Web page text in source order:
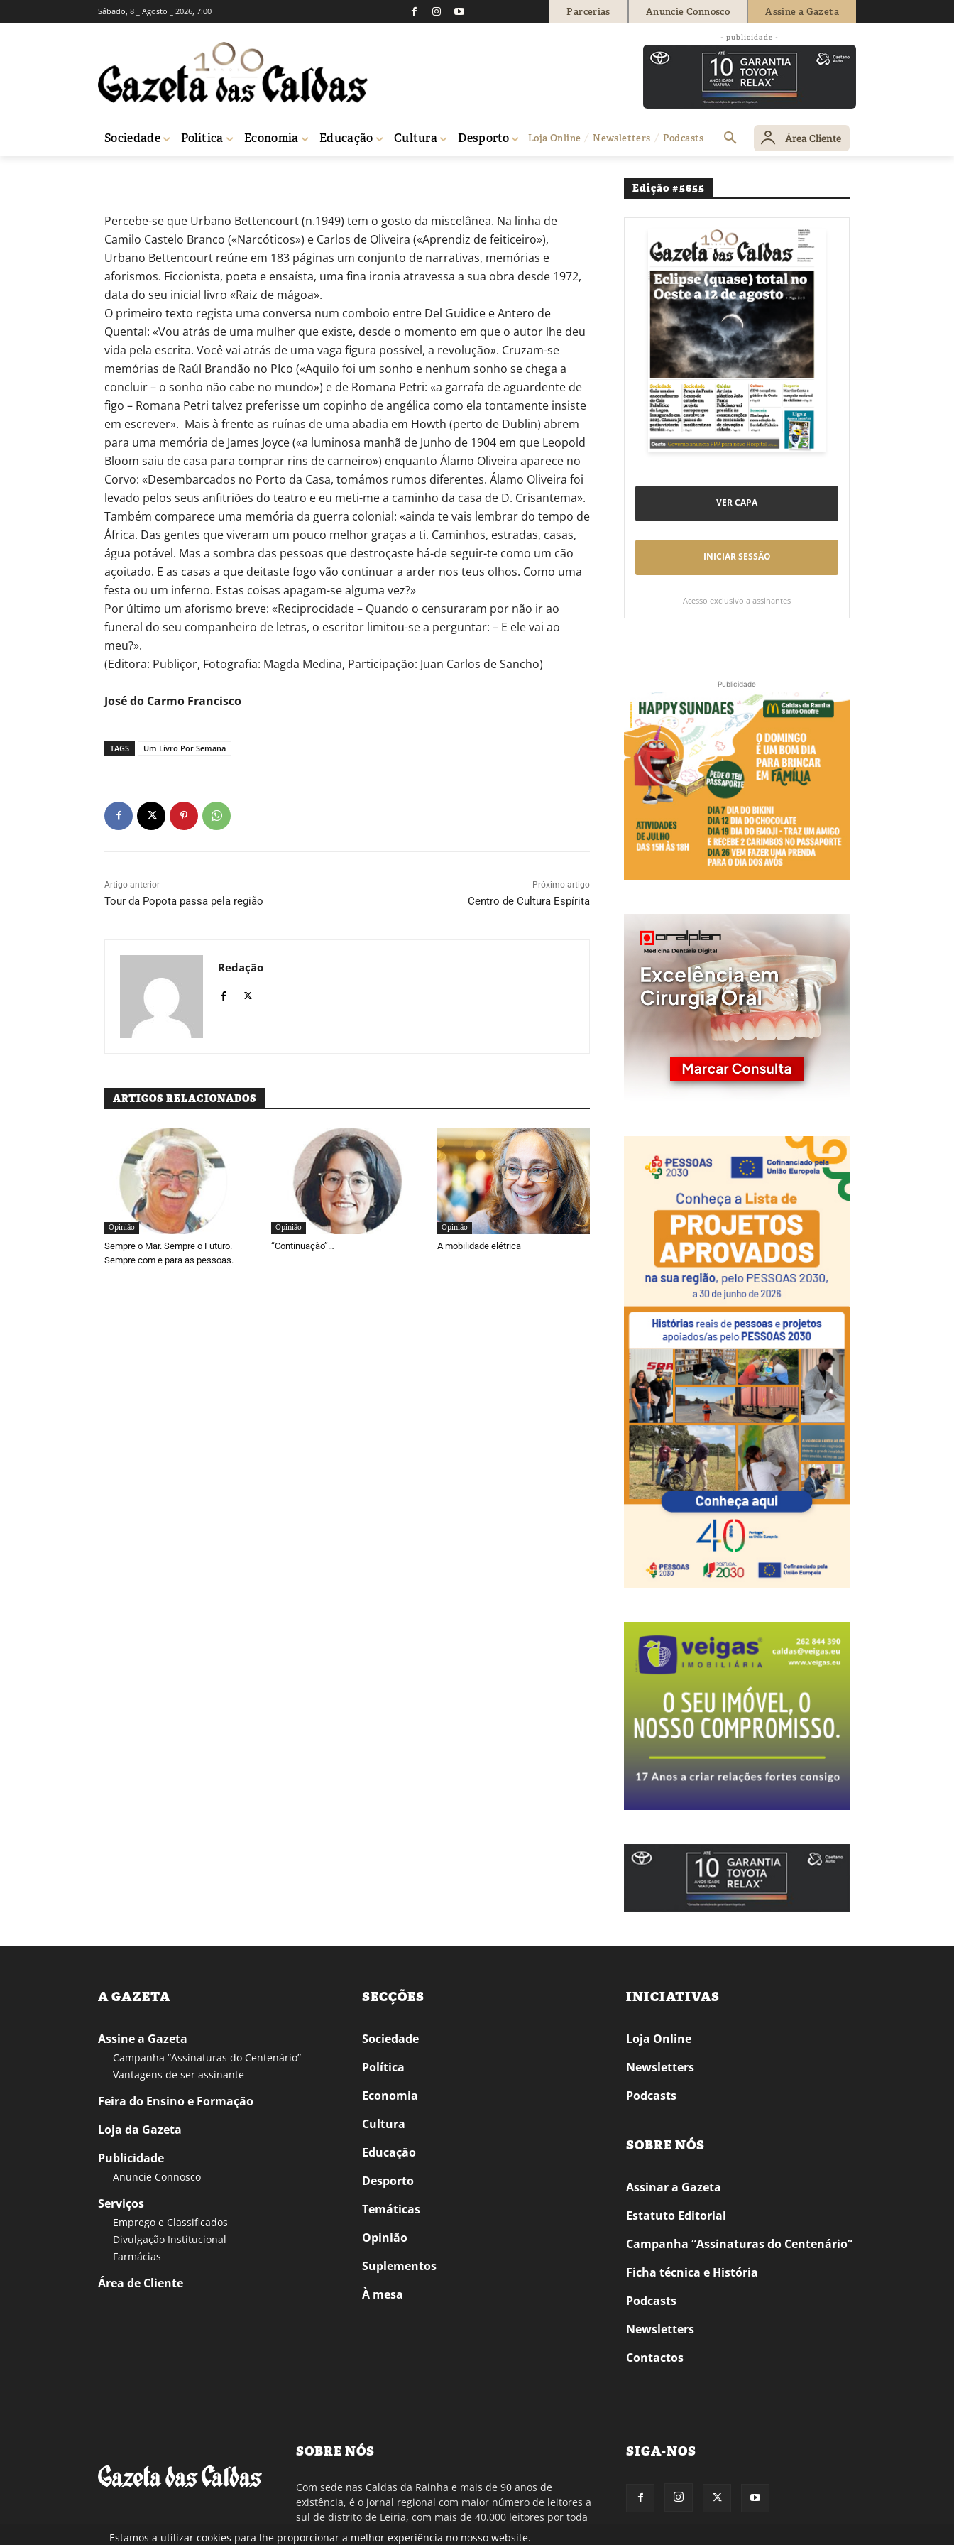
Sábado, 8 _ Agosto _ 2026, 7:00 Parcerias Anuncie Connosco Assine a Gazeta
- publicidade -
Sociedade Política Economia Educação Cultura Desporto Loja Online Newsletters Podcasts Área Cliente
BREVES OPINIÃO RUBRICAS SEMANAIS
«Que paisagem apagarás» de Urbano Bettencourt
Redação 13 de Abril, 2012 75 0
Percebe-se que Urbano Bettencourt (n.1949) tem o gosto da miscelânea. Na linha de
Camilo Castelo Branco («Narcóticos») e Carlos de Oliveira («Aprendiz de feiticeiro»),
Urbano Bettencourt reúne em 183 páginas um conjunto de narrativas, memórias e
aforismos. Ficcionista, poeta e ensaísta, uma fina ironia atravessa a sua obra desde 1972,
data do seu inicial livro «Raiz de mágoa».
O primeiro texto regista uma conversa num comboio entre Del Guidice e Antero de
Quental: «Vou atrás de uma mulher que existe, desde o momento em que o autor lhe deu
vida pela escrita. Você vai atrás de uma vaga figura possível, a revolução». Cruzam-se
memórias de Raúl Brandão no PIco («Aquilo foi um sonho e nenhum sonho se chega a
concluir – o sonho não cabe no mundo») e de Romana Petri: «a garrafa de aguardente de
figo – Romana Petri talvez preferisse um copinho de angélica como ela tontamente insiste
em escrever». Mais à frente as ruínas de uma abadia em Howth (perto de Dublin) abrem
para uma memória de James Joyce («a luminosa manhã de Junho de 1904 em que Leopold
Bloom saiu de casa para comprar rins de carneiro») enquanto Álamo Oliveira aparece no
Corvo: «Desembarcados no Porto da Casa, tomámos rumos diferentes. Álamo Oliveira foi
levado pelos seus anfitriões do teatro e eu meti-me a caminho da casa de D. Crisantema».
Também comparece uma memória da guerra colonial: «ainda te vais lembrar do tempo de
África. Das gentes que viveram um pouco melhor graças a ti. Caminhos, estradas, casas,
água potável. Mas a sombra das pessoas que destroçaste há-de seguir-te como um cão
açoitado. E as casas a que deitaste fogo vão continuar a arder nos teus olhos. Como uma
festa ou um inferno. Estas coisas apagam-se alguma vez?»
Por último um aforismo breve: «Reciprocidade – Quando o censuraram por não ir ao
funeral do seu companheiro de letras, o escritor limitou-se a perguntar: – E ele vai ao
meu?».
(Editora: Publiçor, Fotografia: Magda Medina, Participação: Juan Carlos de Sancho)
José do Carmo Francisco
TAGS Um Livro Por Semana
Artigo anterior
Tour da Popota passa pela região
Próximo artigo
Centro de Cultura Espírita
Redação
ARTIGOS RELACIONADOS
Opinião
Sempre o Mar. Sempre o Futuro.
Sempre com e para as pessoas.
Opinião
“Continuação”…
Opinião
A mobilidade elétrica
Edição #5655
VER CAPA
INICIAR SESSÃO
Acesso exclusivo a assinantes
Publicidade
A GAZETA
Assine a Gazeta
Campanha “Assinaturas do Centenário”
Vantagens de ser assinante
Feira do Ensino e Formação
Loja da Gazeta
Publicidade
Anuncie Connosco
Serviços
Emprego e Classificados
Divulgação Institucional
Farmácias
Área de Cliente
SECÇÕES
Sociedade
Política
Economia
Cultura
Educação
Desporto
Temáticas
Opinião
Suplementos
À mesa
INICIATIVAS
Loja Online
Newsletters
Podcasts
SOBRE NÓS
Assinar a Gazeta
Estatuto Editorial
Campanha “Assinaturas do Centenário”
Ficha técnica e História
Podcasts
Newsletters
Contactos
SOBRE NÓS
Com sede nas Caldas da Rainha e mais de 90 anos de
existência, é o jornal regional com maior número de leitores a
sul de distrito de Leiria, com mais de 40.000 leitores por toda
a região Oeste. Jornal com distribuição em Portugal
SIGA-NOS
Estamos a utilizar cookies para lhe proporcionar a melhor experiência no nosso website.